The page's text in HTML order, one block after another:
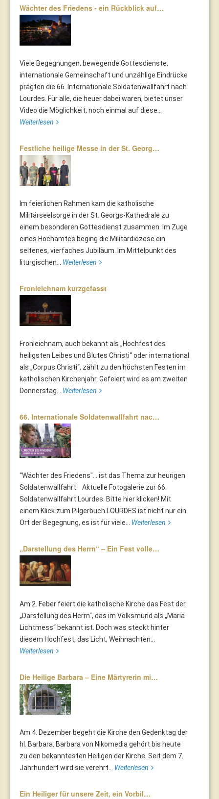
Wächter des Friedens - ein Rückblick auf…
Viele Begegnungen, bewegende Gottesdienste,
internationale Gemeinschaft und unzählige Eindrücke
prägten die 66. Internationale Soldatenwallfahrt nach
Lourdes. Für alle, die heuer dabei waren, bietet unser
Video die Möglichkeit, noch einmal auf diese...
Weiterlesen
Festliche heilige Messe in der St. Georg…
Im feierlichen Rahmen kam die katholische
Militärseelsorge in der St. Georgs-Kathedrale zu
einem besonderen Gottesdienst zusammen. Im Zuge
eines Hochamtes beging die Militärdiözese ein
seltenes, vierfaches Jubiläum. Im Mittelpunkt des
liturgischen... Weiterlesen
Fronleichnam kurzgefasst
Fronleichnam, auch bekannt als „Hochfest des
heiligsten Leibes und Blutes Christi“ oder international
als „Corpus Christi“, zählt zu den höchsten Festen im
katholischen Kirchenjahr. Gefeiert wird es am zweiten
Donnerstag... Weiterlesen
66. Internationale Soldatenwallfahrt nac…
"Wächter des Friedens"... ist das Thema zur heurigen
Soldatenwallfahrt. Aktuelle Fotogalerie zur 66.
Soldatenwallfahrt Lourdes. Bitte hier klicken! Mit
einem Klick zum Pilgerbuch LOURDES ist nicht nur ein
Ort der Begegnung, es ist für viele... Weiterlesen
„Darstellung des Herrn“ – Ein Fest volle…
Am 2. Feber feiert die katholische Kirche das Fest der
„Darstellung des Herrn“, das im Volksmund als „Mariä
Lichtmess“ bekannt ist. Doch was steckt hinter
diesem Hochfest, das Licht, Weihnachten...
Weiterlesen
Die Heilige Barbara – Eine Märtyrerin mi…
Am 4. Dezember begeht die Kirche den Gedenktag der
hl. Barbara. Barbara von Nikomedia gehört bis heute
zu den bekanntesten Heiligen der Kirche. Seit dem 7.
Jahrhundert wird sie verehrt... Weiterlesen
Ein Heiliger für unsere Zeit, ein Vorbil…